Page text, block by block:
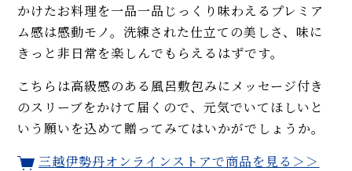
かけたお料理を一品一品じっくり味わえるプレミア
ム感は感動モノ。洗練された仕立ての美しさ、味に
きっと非日常を楽しんでもらえるはずです。
こちらは高級感のある風呂敷包みにメッセージ付き
のスリーブをかけて届くので、元気でいてほしいと
いう願いを込めて贈ってみてはいかがでしょうか。
三越伊勢丹オンラインストアで商品を見る＞＞